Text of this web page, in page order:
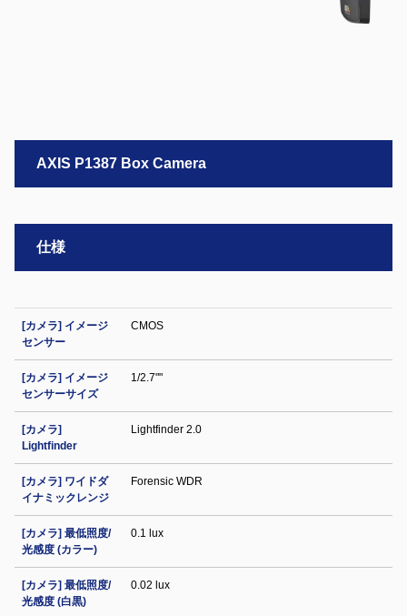
AXIS P1387 Box Camera
仕様
[カメラ] イメージ
センサー
CMOS
[カメラ] イメージ
センサーサイズ
1/2.7""
[カメラ]
Lightfinder
Lightfinder 2.0
[カメラ] ワイドダ
イナミックレンジ
Forensic WDR
[カメラ] 最低照度/
光感度 (カラー)
0.1 lux
[カメラ] 最低照度/
光感度 (白黒)
0.02 lux